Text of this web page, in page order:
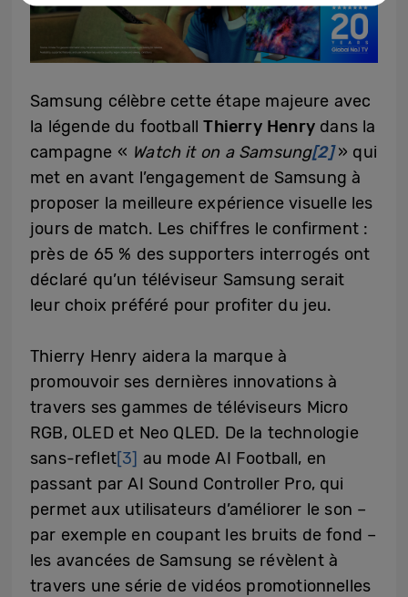
Samsung célèbre cette étape majeure avec
la légende du footballThierry Henrydans la
campagne « Watch it on a Samsung[2]» qui
met en avant l’engagement de Samsung à
proposer la meilleure expérience visuelle les
jours de match. Les chiffres le confirment :
près de 65 % des supporters interrogés ont
déclaré qu’un téléviseur Samsung serait
leur choix préféré pour profiter du jeu.
Thierry Henry aidera la marque à
promouvoir ses dernières innovations à
travers ses gammes de téléviseurs Micro
RGB, OLED et Neo QLED. De la technologie
sans-reflet[3] au mode AI Football, en
passant par AI Sound Controller Pro, qui
permet aux utilisateurs d’améliorer le son –
par exemple en coupant les bruits de fond –
les avancées de Samsung se révèlent à
travers une série de vidéos promotionnelles